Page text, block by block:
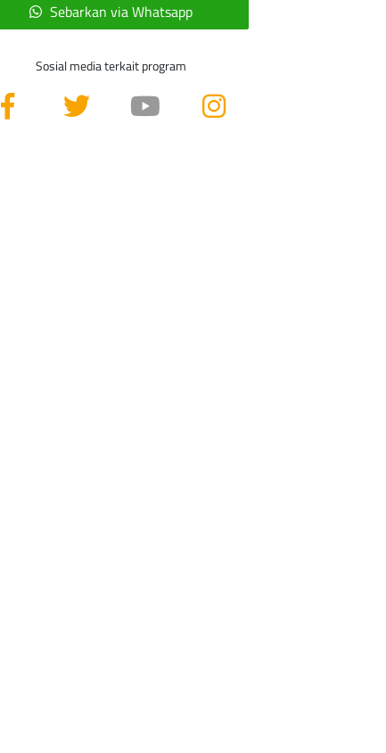
Sebarkan via Whatsapp
Sosial media terkait program